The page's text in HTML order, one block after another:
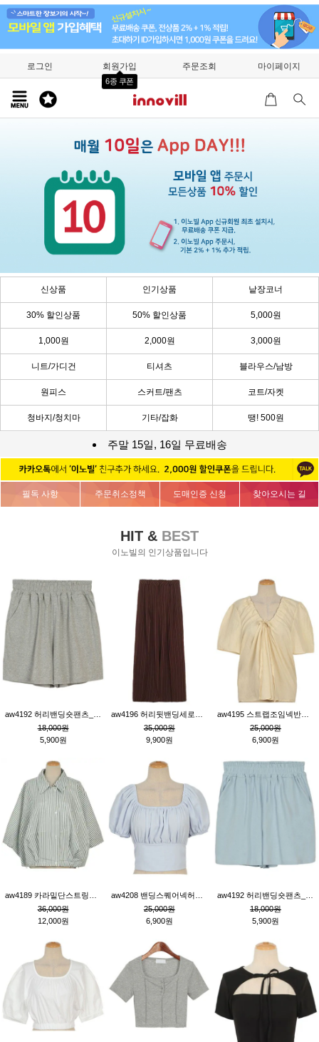
로그인 회원가입
6종 쿠폰
주문조회 마이페이지
신상품 인기상품 낱장코너
30% 할인상품 50% 할인상품 5,000원
1,000원 2,000원 3,000원
니트/가디건 티셔츠 블라우스/남방
원피스 스커트/팬츠 코트/자켓
청바지/청치마 기타/잡화 땡! 500원
주말 15일, 16일 무료배송
필독 사항 주문취소정책 도매인증 신청 찾아오시는 길
HIT & BEST
이노빌의 인기상품입니다
18,000원
5,900원
35,000원
9,900원
25,000원
6,900원
36,000원
12,000원
25,000원
6,900원
18,000원
5,900원